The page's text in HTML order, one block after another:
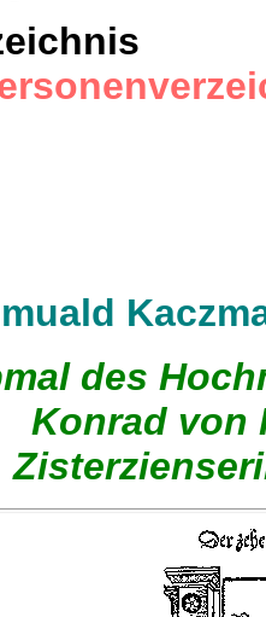
des
Konrad von